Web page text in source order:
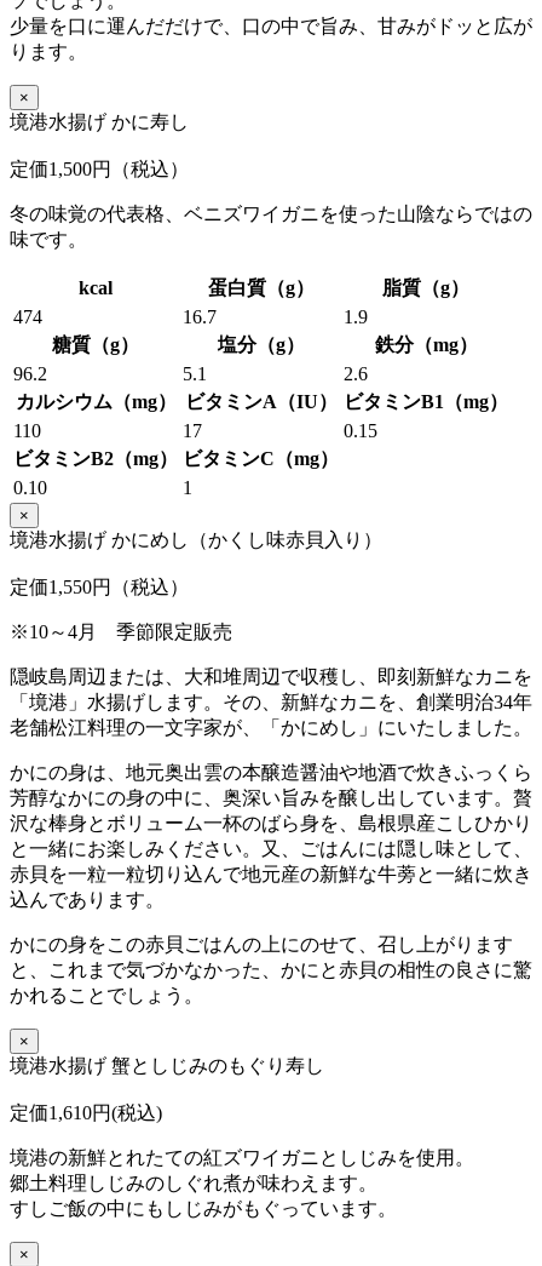
少量を口に運んだだけで、口の中で旨み、甘みがドッと広が
ります。
×
境港水揚げ かに寿し
定価1,500円（税込）
冬の味覚の代表格、ベニズワイガニを使った山陰ならではの
味です。
kcal 蛋白質（g）
脂質（g）
474
16.7
1.9
糖質（g）
塩分（g）
鉄分（mg）
96.2
5.1
2.6
カルシウム（mg）
ビタミンA（IU）
ビタミンB1（mg）
110
17
0.15
ビタミンB2（mg）
ビタミンC（mg）
0.10
1
×
境港水揚げ かにめし（かくし味赤貝入り）
定価1,550円（税込）
※10～4月 季節限定販売
隠岐島周辺または、大和堆周辺で収穫し、即刻新鮮なカニを
「境港」水揚げします。その、新鮮なカニを、創業明治34年
老舗松江料理の一文字家が、「かにめし」にいたしました。
かにの身は、地元奥出雲の本醸造醤油や地酒で炊きふっくら
芳醇なかにの身の中に、奥深い旨みを醸し出しています。贅
沢な棒身とボリューム一杯のばら身を、島根県産こしひかり
と一緒にお楽しみください。又、ごはんには隠し味として、
赤貝を一粒一粒切り込んで地元産の新鮮な牛蒡と一緒に炊き
込んであります。
かにの身をこの赤貝ごはんの上にのせて、召し上がります
と、これまで気づかなかった、かにと赤貝の相性の良さに驚
かれることでしょう。
×
境港水揚げ 蟹としじみのもぐり寿し
定価1,610円(税込)
境港の新鮮とれたての紅ズワイガニとしじみを使用。
郷土料理しじみのしぐれ煮が味わえます。
すしご飯の中にもしじみがもぐっています。
×